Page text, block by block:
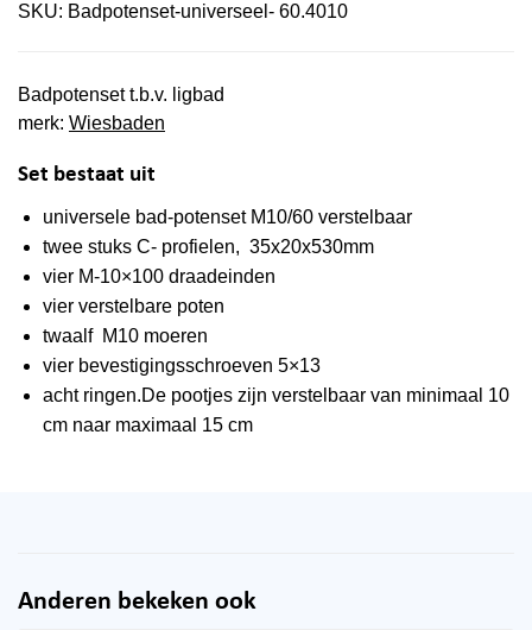
SKU: Badpotenset-universeel- 60.4010
Badpotenset t.b.v. ligbad
merk: Wiesbaden
Set bestaat uit
universele bad-potenset M10/60 verstelbaar
twee stuks C- profielen, 35x20x530mm
vier M-10×100 draadeinden
vier verstelbare poten
twaalf M10 moeren
vier bevestigingsschroeven 5×13
acht ringen.De pootjes zijn verstelbaar van minimaal 10
cm naar maximaal 15 cm
Anderen bekeken ook